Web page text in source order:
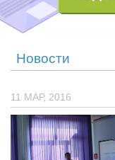
Сведения об
Абитуриенту
Приказы о
Студенту
Новости
11 МАР, 2016